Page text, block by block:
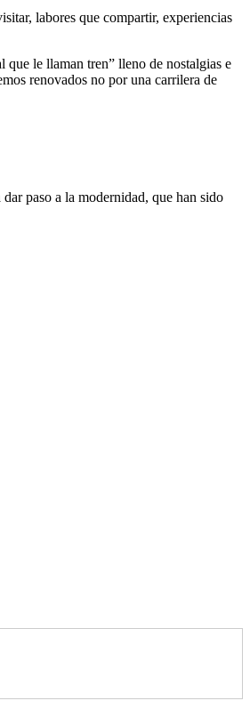
labores que compartir, experiencias
que le llaman tren” lleno de nostalgias e
renovados no por una carrilera de
paso a la modernidad, que han sido